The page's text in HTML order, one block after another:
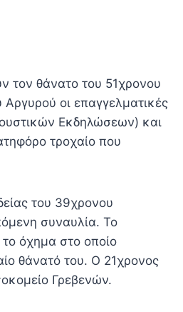
τον θάνατο του 51χρονου
οι επαγγελματικές
Εκδηλώσεων) και
τροχαίο που
του 39χρονου
συναυλία. Το
όχημα στο οποίο
θάνατό του. Ο 21χρονος
Γρεβενών.